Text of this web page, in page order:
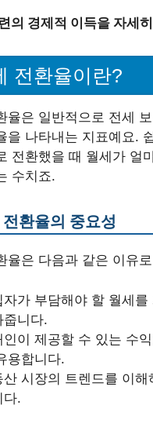
의 경제적 이득을 자세
전환율이란?
율은 일반적으로 전세
을 나타내는 지표예요.
전환했을 때 월세가 얼
수치죠.
환율의 중요성
율은 다음과 같은 이유
자가 부담해야 할 월세를
줍니다.
인이 제공할 수 있는 수
용합니다.
산 시장의 트렌드를 이해
다.